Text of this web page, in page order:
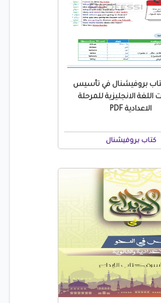
بروفيشنال في تأسيس
اللغة الانجليزية للمرحلة
الاعدادية PDF
كتاب بروفيشنال